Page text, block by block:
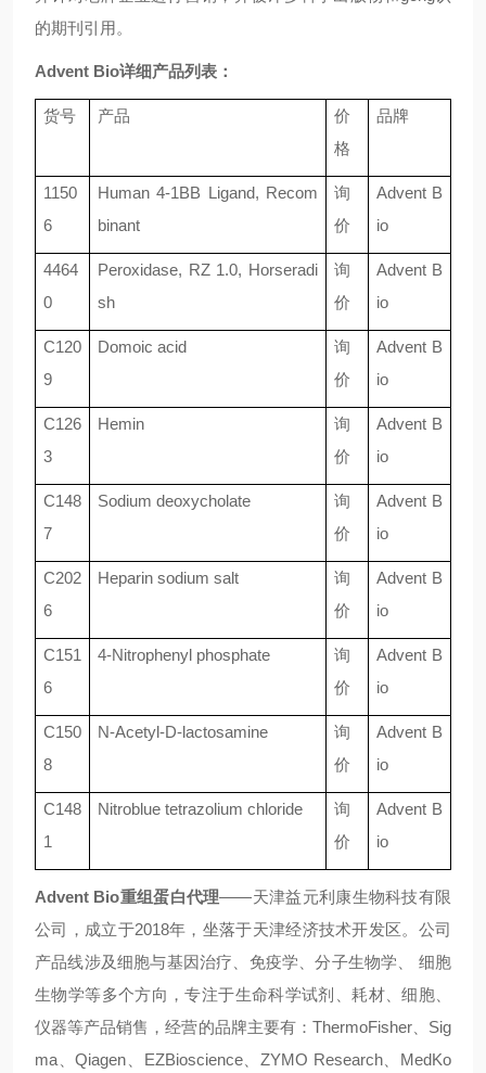
的期刊引用。
Advent Bio详细产品列表：
货号 产品
价
格
品牌
1150
6
Human 4-1BB Ligand, Recom
binant
询
价
Advent B
io
4464
0
Peroxidase, RZ 1.0, Horseradi
sh
询
价
Advent B
io
C120
9
Domoic acid
询
价
Advent B
io
C126
3
Hemin
询
价
Advent B
io
C148
7
Sodium deoxycholate
询
价
Advent B
io
C202
6
Heparin sodium salt
询
价
Advent B
io
C151
6
4-Nitrophenyl phosphate
询
价
Advent B
io
C150
8
N-Acetyl-D-lactosamine
询
价
Advent B
io
C148
1
Nitroblue tetrazolium chloride
询
价
Advent B
io
Advent Bio重组蛋白代理——天津益元利康生物科技有限
公司，成立于2018年，坐落于天津经济技术开发区。公司
产品线涉及细胞与基因治疗、免疫学、分子生物学、 细胞
生物学等多个方向，专注于生命科学试剂、耗材、细胞、
仪器等产品销售，经营的品牌主要有：ThermoFisher、Sig
ma、Qiagen、EZBioscience、ZYMO Research、MedKo